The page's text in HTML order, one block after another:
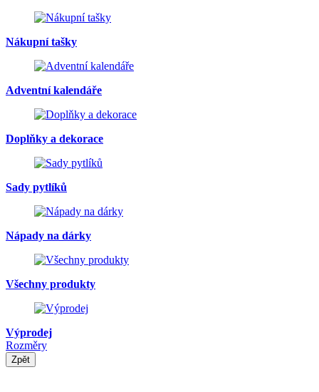
Nákupní tašky
Adventní kalendáře
Doplňky a dekorace
Sady pytlíků
Nápady na dárky
Všechny produkty
Výprodej
Rozměry
Zpět